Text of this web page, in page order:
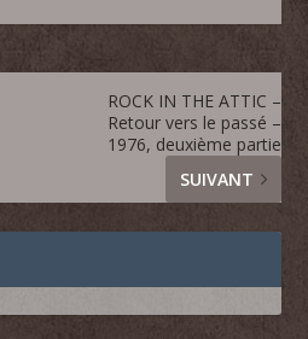
ROCK IN THE ATTIC –
Retour vers le passé –
1976, deuxième partie
SUIVANT